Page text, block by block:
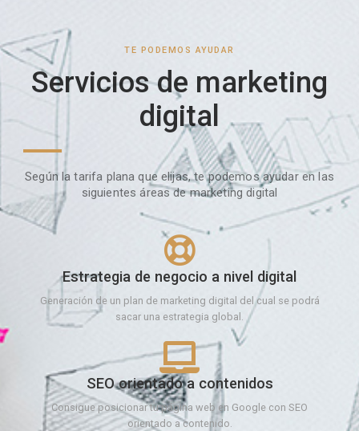
TE PODEMOS AYUDAR
Servicios de marketing
digital
Según la tarifa plana que elijas, te podemos ayudar en las
siguientes áreas de marketing digital
Estrategia de negocio a nivel digital
Generación de un plan de marketing digital del cual se podrá
sacar una estrategia global.
SEO orientado a contenidos
Consigue posicionar tu página web en Google con SEO
orientado a contenido.